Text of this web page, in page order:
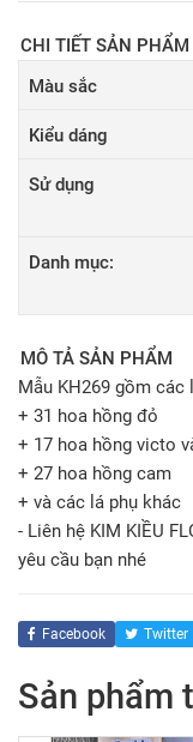
CHI TIẾT SẢN PHẨM
Màu sắc
Kiểu dáng
Sử dụng
Danh mục:
MÔ TẢ SẢN PHẨM
Mẫu KH269 gồm các
+ 31 hoa hồng đỏ
+ 17 hoa hồng victo
+ 27 hoa hồng cam
+ và các lá phụ khác
- Liên hệ KIM KIỀU
yêu cầu bạn nhé
Facebook Twitter
Sản phẩm